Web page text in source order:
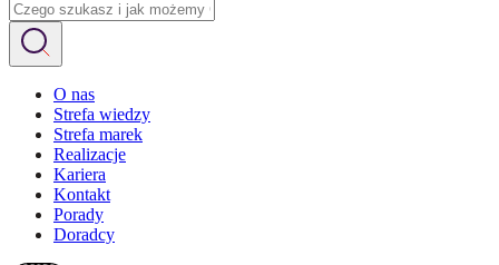
O nas
Strefa wiedzy
Strefa marek
Realizacje
Kariera
Kontakt
Porady
Doradcy